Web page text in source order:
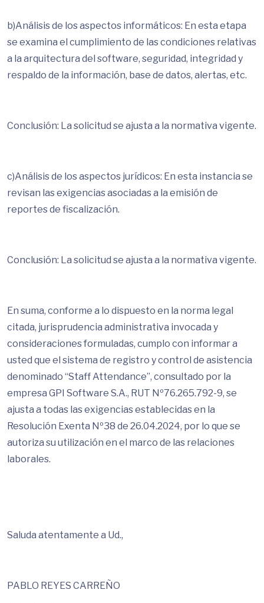
b)Análisis de los aspectos informáticos: En esta etapa
se examina el cumplimiento de las condiciones relativas
a la arquitectura del software, seguridad, integridad y
respaldo de la información, base de datos, alertas, etc.
Conclusión: La solicitud se ajusta a la normativa vigente.
c)Análisis de los aspectos jurídicos: En esta instancia se
revisan las exigencias asociadas a la emisión de
reportes de fiscalización.
Conclusión: La solicitud se ajusta a la normativa vigente.
En suma, conforme a lo dispuesto en la norma legal
citada, jurisprudencia administrativa invocada y
consideraciones formuladas, cumplo con informar a
usted que el sistema de registro y control de asistencia
denominado “Staff Attendance”, consultado por la
empresa GPI Software S.A., RUT Nº76.265.792-9, se
ajusta a todas las exigencias establecidas en la
Resolución Exenta Nº38 de 26.04.2024, por lo que se
autoriza su utilización en el marco de las relaciones
laborales.
Saluda atentamente a Ud.,
PABLO REYES CARREÑO